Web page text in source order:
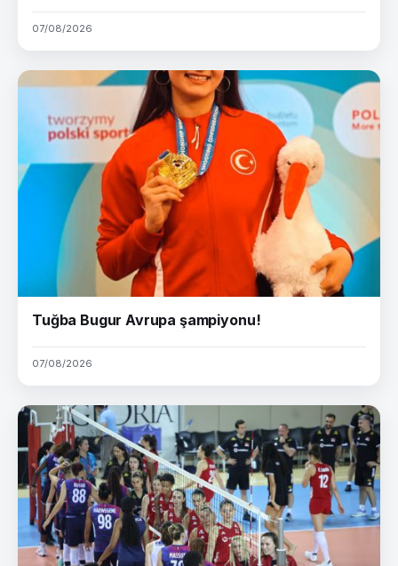
07/08/2026
Tuğba Bugur Avrupa şampiyonu!
07/08/2026